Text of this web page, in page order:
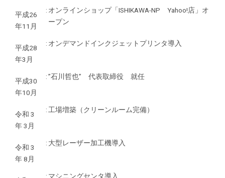
平成26
年11月
: オンラインショップ「ISHIKAWA-NP Yahoo!店」オ
ープン
平成28
年3月
: オンデマンドインクジェットプリンタ導入
平成30
年10月
:”石川哲也” 代表取締役 就任
令和 3
年 3月
: 工場増築（クリーンルーム完備）
令和 3
年 8月
: 大型レーザー加工機導入
: マシニングセンタ導入